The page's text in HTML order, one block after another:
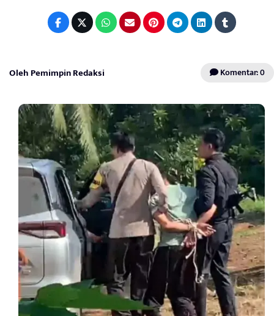
Oleh Pemimpin Redaksi Komentar: 0